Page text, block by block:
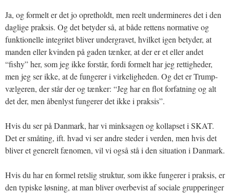
Ja, og formelt er det jo opretholdt, men reelt undermineres det i den
daglige praksis. Og det betyder så, at både rettens normative og
funktionelle integritet bliver undergravet, hvilket igen betyder, at
manden eller kvinden på gaden tænker, at der er et eller andet
“fishy” her, som jeg ikke forstår, fordi formelt har jeg rettigheder,
men jeg ser ikke, at de fungerer i virkeligheden. Og det er Trump-
vælgeren, der står der og tænker: “Jeg har en flot forfatning og alt
det der, men åbenlyst fungerer det ikke i praksis”.
Hvis du ser på Danmark, har vi minksagen og kollapset i SKAT.
Det er småting, ift. hvad vi ser andre steder i verden, men hvis det
bliver et generelt fænomen, vil vi også stå i den situation i Danmark.
Hvis du har en formel retslig struktur, som ikke fungerer i praksis, er
den typiske løsning, at man bliver overbevist af sociale grupperinger